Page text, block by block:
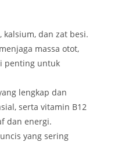
kalsium, dan zat besi.
massa otot,
penting untuk
lengkap dan
serta vitamin B12
dan energi.
yang sering